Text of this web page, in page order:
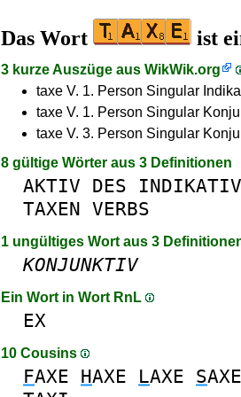
Das Wort ist
3 kurze Auszüge aus WikWik.org
taxe V. 1. Person Singular
taxe V. 1. Person Singular
taxe V. 3. Person Singular
8 gültige Wörter aus 3 Definitionen
AKTIV DES INDIKATIV
TAXEN VERBS
1 ungültiges Wort aus 3
KONJUNKTIV
Ein Wort in Wort RnL
EX
10 Cousins
FAXE HAXE LAXE SAXE